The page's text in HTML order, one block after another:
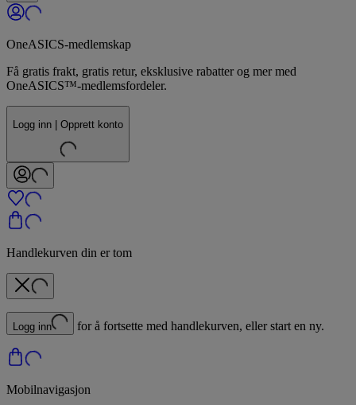
OneASICS-medlemskap
Få gratis frakt, gratis retur, eksklusive rabatter og mer med
OneASICS™-medlemsfordeler.
Logg inn | Opprett konto
Handlekurven din er tom
Logg inn for å fortsette med handlekurven, eller start en ny.
Mobilnavigasjon